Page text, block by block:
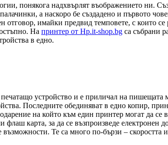
понякога надхвърлят въображението ни.
а наскоро бе създадено и първото
имайки предвид темповете, с които
На принтер от Hp.it-shop.bg са събрани
в едно.
устройство и е приличал на
Последните обединяват в едно копир,
на който към един принтер могат да
карта, за да се възпроизведе електронен
Те са много по-бързи – скоростта